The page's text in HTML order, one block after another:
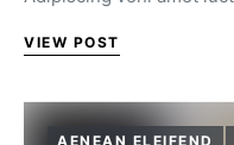
VIEW POST
AENEAN ELEIFEND